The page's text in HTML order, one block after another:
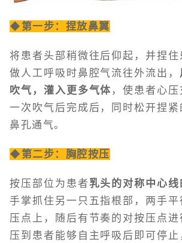
◆第一步：捏放鼻翼
将患者头部稍微往后仰起，并捏
做人工呼吸时鼻腔气流往外流出，
吹气，灌入更多气体 ，使患者心
一次吹气后完成后，同时松开捏紧
鼻孔通气。
◆第二步：胸腔按压
按压部位为患者乳头的对称中心线
手掌抓住另一只五指根部，两手
压点上，随后有节奏的对按压点
压到患者能够自主呼吸后即可停止